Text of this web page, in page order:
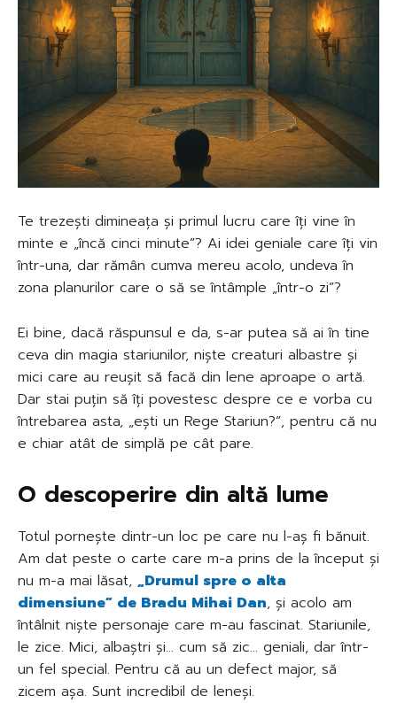
Te trezești dimineața și primul lucru care îți vine în
minte e „încă cinci minute”? Ai idei geniale care îți vin
într-una, dar rămân cumva mereu acolo, undeva în
zona planurilor care o să se întâmple „într-o zi”?
Ei bine, dacă răspunsul e da, s-ar putea să ai în tine
ceva din magia stariunilor, niște creaturi albastre și
mici care au reușit să facă din lene aproape o artă.
Dar stai puțin să îți povestesc despre ce e vorba cu
întrebarea asta, „ești un Rege Stariun?”, pentru că nu
e chiar atât de simplă pe cât pare.
O descoperire din altă lume
Totul pornește dintr-un loc pe care nu l-aș fi bănuit.
Am dat peste o carte care m-a prins de la început și
nu m-a mai lăsat, „Drumul spre o alta
dimensiune” de Bradu Mihai Dan, și acolo am
întâlnit niște personaje care m-au fascinat. Stariunile,
le zice. Mici, albaștri și… cum să zic… geniali, dar într-
un fel special. Pentru că au un defect major, să
zicem așa. Sunt incredibil de leneși.